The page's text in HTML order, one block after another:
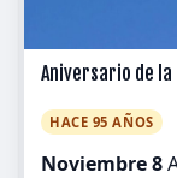
Aniversario de la
HACE 95 AÑOS
Noviembre 8